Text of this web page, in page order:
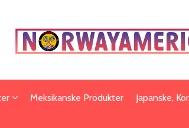
Meksikanske Produkter Japanske,